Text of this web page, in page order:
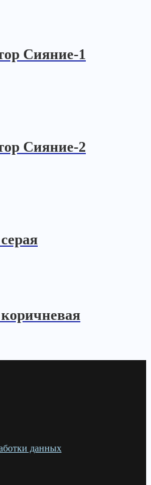
Сияние-1
Сияние-2
данных